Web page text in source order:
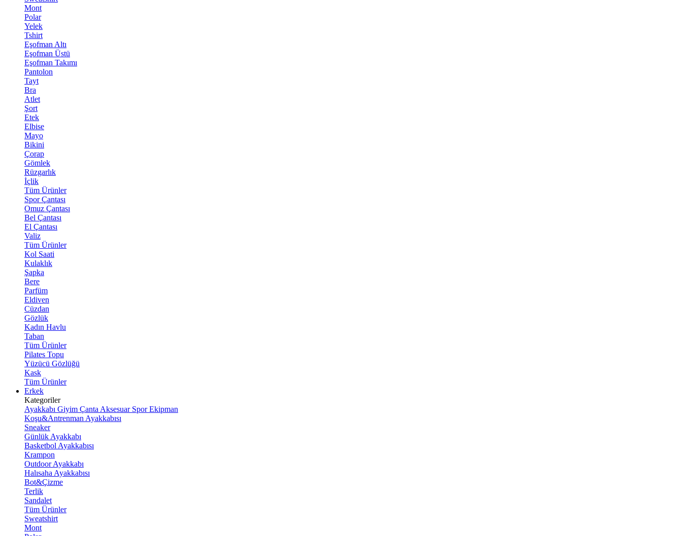
Mont
Polar
Yelek
Tshirt
Eşofman Altı
Eşofman Üstü
Eşofman Takımı
Pantolon
Tayt
Bra
Atlet
Şort
Etek
Elbise
Mayo
Bikini
Çorap
Gömlek
Rüzgarlık
İçlik
Tüm Ürünler
Spor Çantası
Omuz Çantası
Bel Çantası
El Çantası
Valiz
Tüm Ürünler
Kol Saati
Kulaklık
Şapka
Bere
Parfüm
Eldiven
Cüzdan
Gözlük
Kadın Havlu
Taban
Tüm Ürünler
Pilates Topu
Yüzücü Gözlüğü
Kask
Tüm Ürünler
Erkek
Kategoriler
Ayakkabı Giyim Çanta Aksesuar Spor Ekipman
Koşu&Antrenman Ayakkabısı
Sneaker
Günlük Ayakkabı
Basketbol Ayakkabısı
Krampon
Outdoor Ayakkabı
Halısaha Ayakkabısı
Bot&Çizme
Terlik
Sandalet
Tüm Ürünler
Sweatshirt
Mont